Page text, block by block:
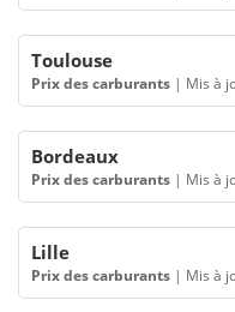
Toulouse
Prix des carburants | Mis à
Bordeaux
Prix des carburants | Mis à
Lille
Prix des carburants | Mis à